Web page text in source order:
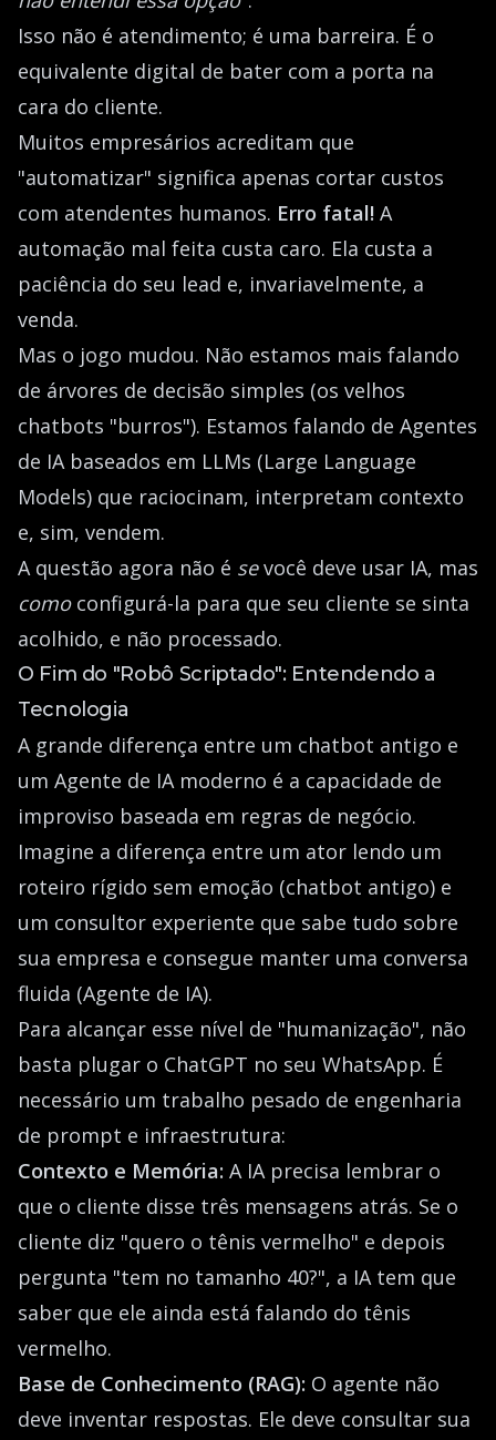
Isso não é atendimento; é uma barreira. É o
equivalente digital de bater com a porta na
cara do cliente.
Muitos empresários acreditam que
"automatizar" significa apenas cortar custos
com atendentes humanos. Erro fatal! A
automação mal feita custa caro. Ela custa a
paciência do seu lead e, invariavelmente, a
venda.
Mas o jogo mudou. Não estamos mais falando
de árvores de decisão simples (os velhos
chatbots "burros"). Estamos falando de Agentes
de IA baseados em LLMs (Large Language
Models) que raciocinam, interpretam contexto
e, sim, vendem.
A questão agora não é sevocê deve usar IA, mas
comoconfigurá-la para que seu cliente se sinta
acolhido, e não processado.
O Fim do "Robô Scriptado": Entendendo a
Tecnologia
A grande diferença entre um chatbot antigo e
um Agente de IA moderno é a capacidade de
improviso baseada em regras de negócio.
Imagine a diferença entre um ator lendo um
roteiro rígido sem emoção (chatbot antigo) e
um consultor experiente que sabe tudo sobre
sua empresa e consegue manter uma conversa
fluida (Agente de IA).
Para alcançar esse nível de "humanização", não
basta plugar o ChatGPT no seu WhatsApp. É
necessário um trabalho pesado de engenharia
de prompt e infraestrutura:
Contexto e Memória: A IA precisa lembrar o
que o cliente disse três mensagens atrás. Se o
cliente diz "quero o tênis vermelho" e depois
pergunta "tem no tamanho 40?", a IA tem que
saber que ele ainda está falando do tênis
vermelho.
Base de Conhecimento (RAG): O agente não
deve inventar respostas. Ele deve consultar sua